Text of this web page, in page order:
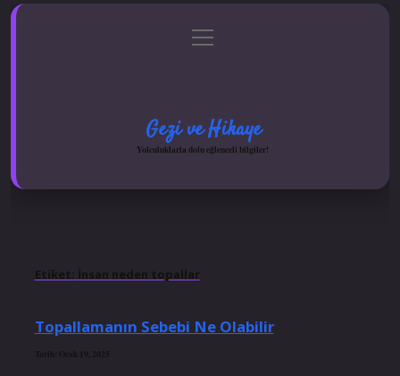
Gizlilik Politikası
menüyü
aç
Gezi ve Hikaye
Yolculuklarla dolu eğlenceli bilgiler!
Etiket: İnsan neden topallar
Topallamanın Sebebi Ne Olabilir
Tarih: Ocak 19, 2025